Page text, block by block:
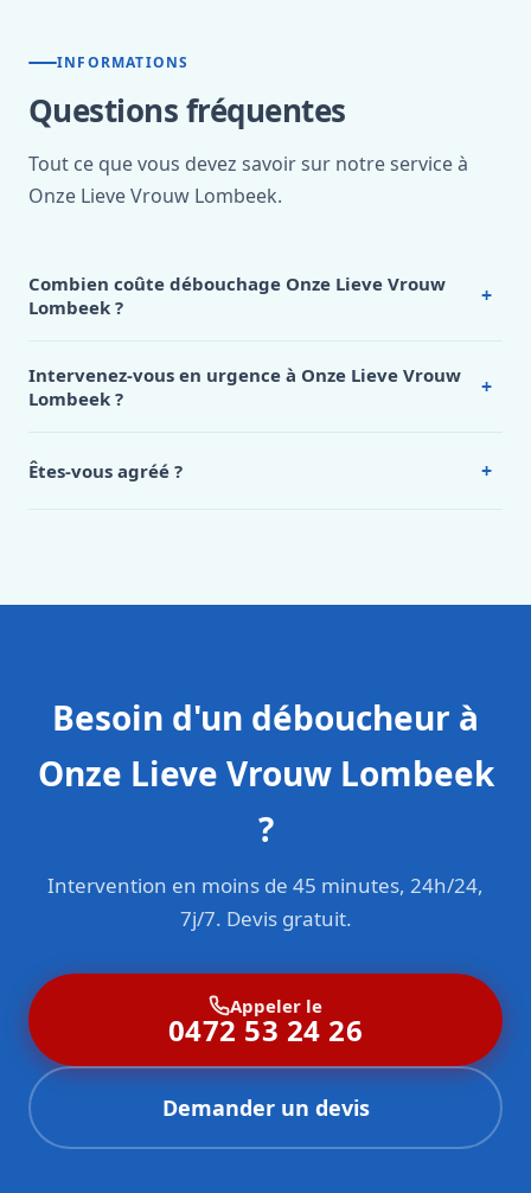
INFORMATIONS
Questions fréquentes
Tout ce que vous devez savoir sur notre service à
Onze Lieve Vrouw Lombeek.
Combien coûte débouchage Onze Lieve Vrouw
Lombeek ?
+
Lieve Vrouw Lombeek, appelez le 0472 53 24 26.
Intervenez-vous en urgence à Onze Lieve Vrouw
Lombeek ?
+
Êtes-vous agréé ? +
Besoin d'un déboucheur à
Onze Lieve Vrouw Lombeek
?
Intervention en moins de 45 minutes, 24h/24,
7j/7. Devis gratuit.
Appeler le
0472 53 24 26
Demander un devis